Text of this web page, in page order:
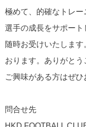
極めて、的確なトレー
選手の成長をサポー
随時お受けいたしま
おります。ありがとう
ご興味がある方はぜひ
問合せ先